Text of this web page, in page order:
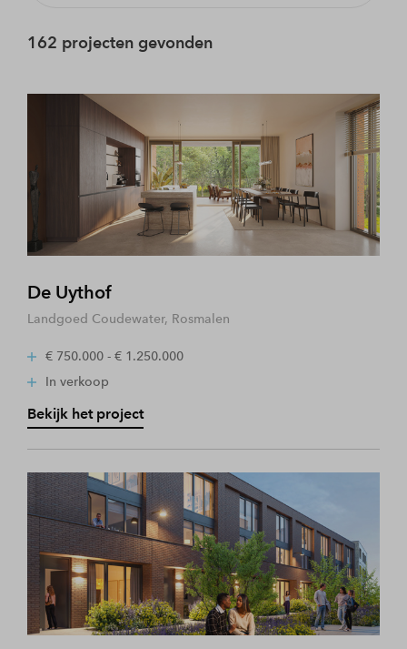
162 projecten gevonden
De Uythof
Landgoed Coudewater, Rosmalen
€ 750.000 - € 1.250.000
In verkoop
Bekijk het project